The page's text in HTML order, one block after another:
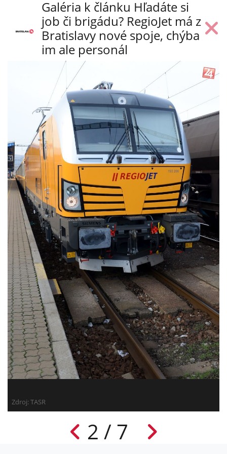
Galéria k článku Hľadáte si
job či brigádu? RegioJet má z
Bratislavy nové spoje, chýba
im ale personál
Zdroj: TASR
2 / 7